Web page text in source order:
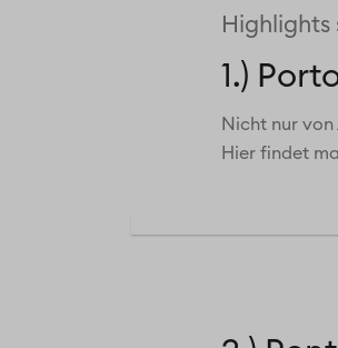
Highlights
1.)
Nicht nur von
Hier findet